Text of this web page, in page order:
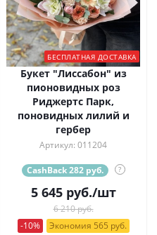
БЕСПЛАТНАЯ ДОСТАВКА
Букет "Лиссабон" из
пионовидных роз
Риджертс Парк,
поновидных лилий и
гербер
Артикул: 011204
CashBack 282 руб. ?
5 645руб./шт
6 210 руб.
-10%
Экономия 565 руб.